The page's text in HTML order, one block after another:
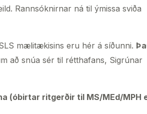
Rannsóknirnar ná til ýmissa sviða
mælitækisins eru hér á síðunni.
að snúa sér til rétthafans, Sigrúnar
(óbirtar ritgerðir til MS/MEd/MPH